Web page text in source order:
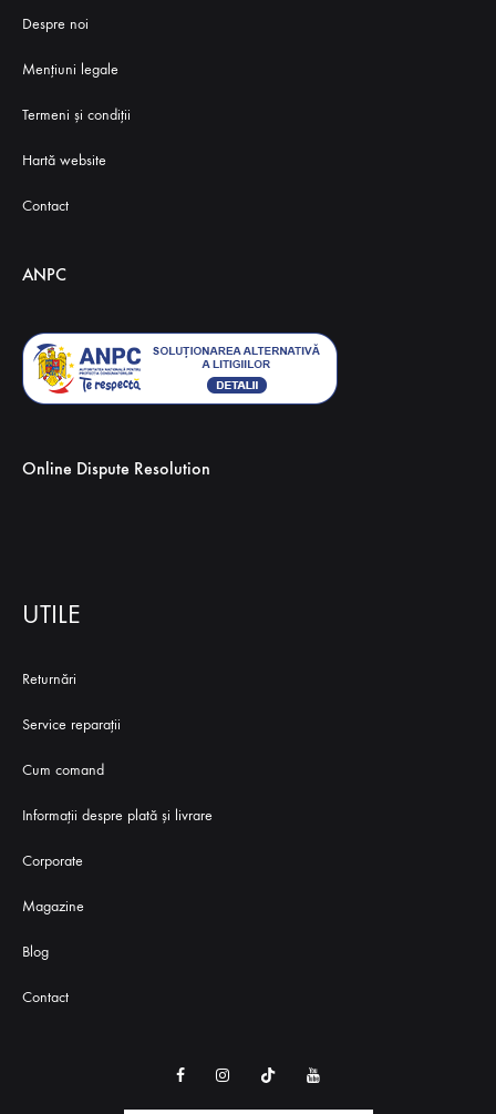
Despre noi
Mențiuni legale
Termeni și condiții
Hartă website
Contact
ANPC
Online Dispute Resolution
UTILE
Returnări
Service reparaţii
Cum comand
Informații despre plată și livrare
Corporate
Magazine
Blog
Contact
Facebook
InstagramTikTok Youtube